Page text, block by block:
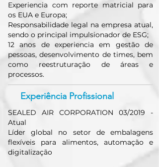
Experiencia com reporte matricial para
os EUA e Europa;
Responsabilidade legal na empresa atual,
sendo o principal impulsionador de ESG;
12 anos de experiencia em gestão de
pessoas, desenvolvimento de times, bem
como reestruturação de áreas e
processos.
Experiência Profissional
SEALED AIR CORPORATION 03/2019 -
Atual
Líder global no setor de embalagens
flexíveis para alimentos, automação e
digitalização